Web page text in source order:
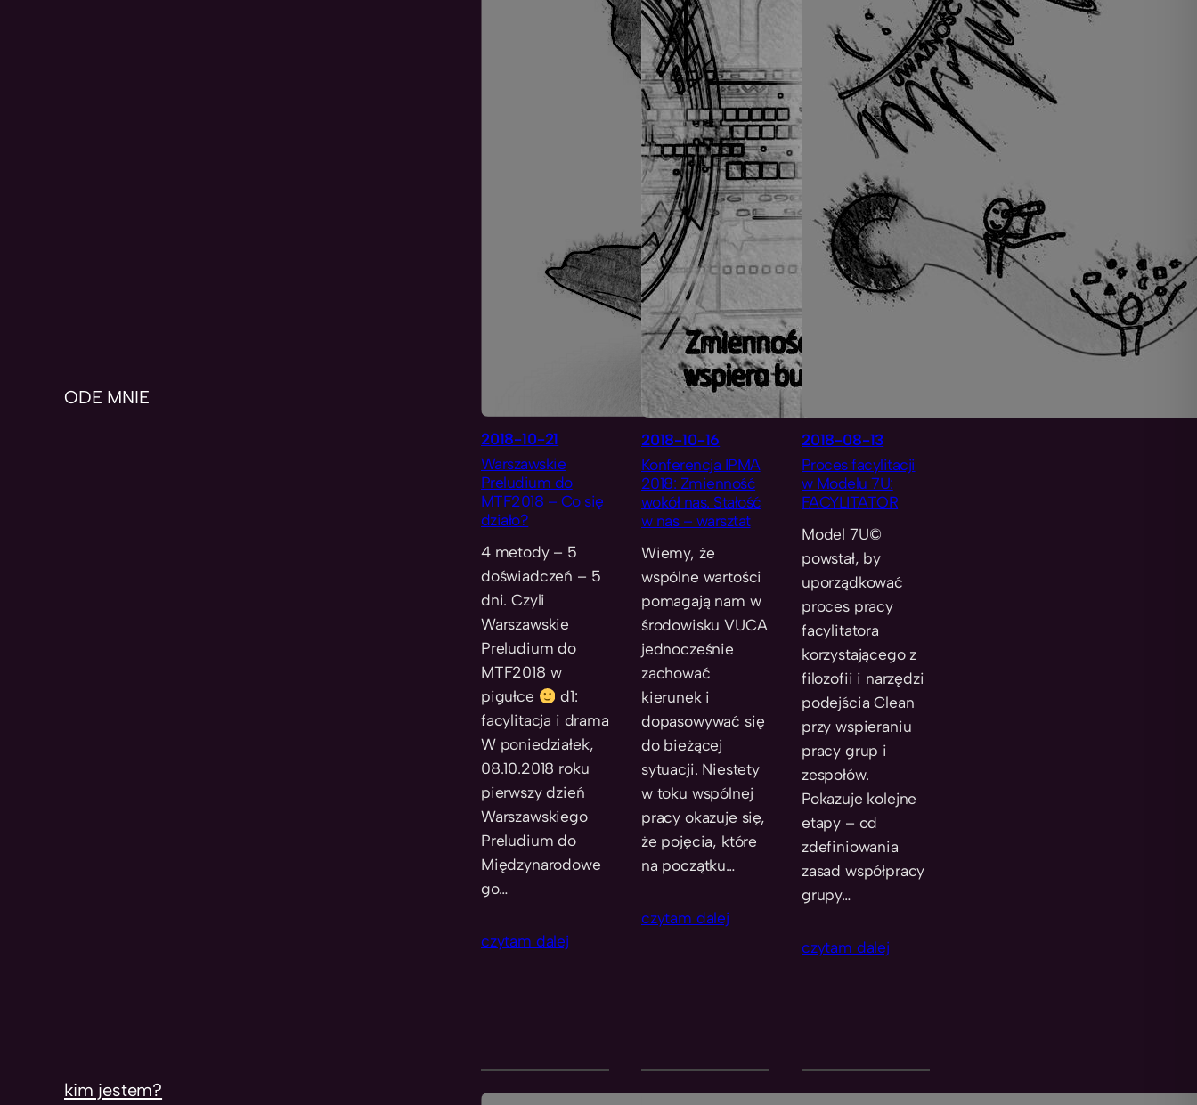
ODE MNIE
kim jestem?
2018-10-21
Warszawskie
Preludium do
MTF2018 – Co się
działo?
4 metody – 5
doświadczeń – 5
dni. Czyli
Warszawskie
Preludium do
MTF2018 w
pigułce
d1:
facylitacja i drama
W poniedziałek,
08.10.2018 roku
pierwszy dzień
Warszawskiego
Preludium do
Międzynarodowe
go…
czytam dalej
2018-10-16
Konferencja IPMA
2018: Zmienność
wokół nas. Stałość
w nas – warsztat
Wiemy, że
wspólne wartości
pomagają nam w
środowisku VUCA
jednocześnie
zachować
kierunek i
dopasowywać się
do bieżącej
sytuacji. Niestety
w toku wspólnej
pracy okazuje się,
że pojęcia, które
na początku…
czytam dalej
2018-08-13
Proces facylitacji
w Modelu 7U:
FACYLITATOR
Model 7U©
powstał, by
uporządkować
proces pracy
facylitatora
korzystającego z
filozofii i narzędzi
podejścia Clean
przy wspieraniu
pracy grup i
zespołów.
Pokazuje kolejne
etapy – od
zdefiniowania
zasad współpracy
grupy…
czytam dalej